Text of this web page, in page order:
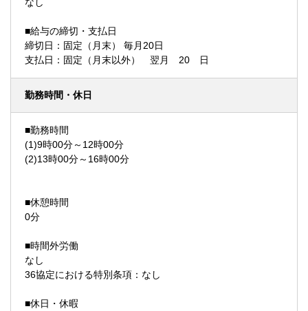
■給与の締切・支払日
締切日：固定（月末） 毎月20日
支払日：固定（月末以外） 翌月 20 日
勤務時間・休日
■勤務時間
(1)9時00分～12時00分
(2)13時00分～16時00分
■休憩時間
0分
■時間外労働
なし
36協定における特別条項：なし
■休日・休暇